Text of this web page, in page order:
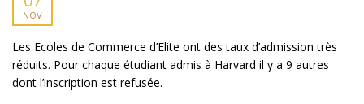
NOV
Les Ecoles de Commerce d’Elite ont des taux d’admission très
réduits. Pour chaque étudiant admis à Harvard il y a 9 autres
dont l’inscription est refusée.